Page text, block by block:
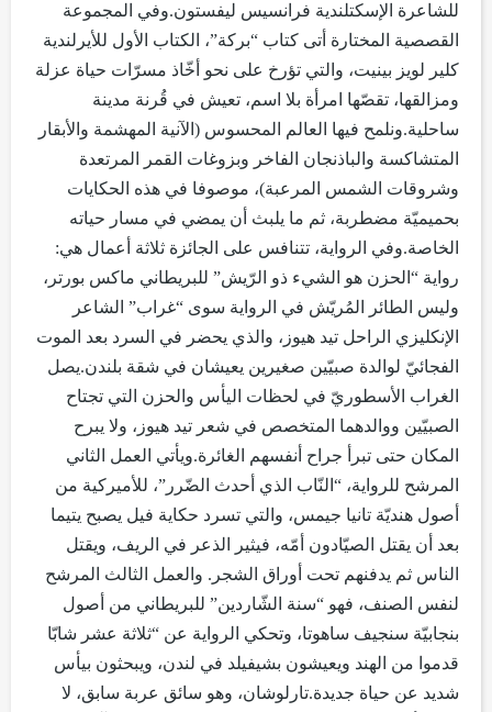
للشاعرة الإسكتلندية فرانسيس ليفستون.وفي المجموعة
القصصية المختارة أتى كتاب “بركة”، الكتاب الأول للأيرلندية
كلير لويز بينيت، والتي تؤرخ على نحو أخّاذ مسرّات حياة عزلة
ومزالقها، تقصّها امرأة بلا اسم، تعيش في قُرنة مدينة
ساحلية.ونلمح فيها العالم المحسوس (الآنية المهشمة والأبقار
المتشاكسة والباذنجان الفاخر وبزوغات القمر المرتعدة
وشروقات الشمس المرعبة)، موصوفا في هذه الحكايات
بحميميّة مضطربة، ثم ما يلبث أن يمضي في مسار حياته
الخاصة.وفي الرواية، تتنافس على الجائزة ثلاثة أعمال هي:
رواية “الحزن هو الشيء ذو الرّيش” للبريطاني ماكس بورتر،
وليس الطائر المُريّش في الرواية سوى “غراب” الشاعر
الإنكليزي الراحل تيد هيوز، والذي يحضر في السرد بعد الموت
الفجائيّ لوالدة صبيّين صغيرين يعيشان في شقة بلندن.يصل
الغراب الأسطوريّ في لحظات اليأس والحزن التي تجتاح
الصبيّين ووالدهما المتخصص في شعر تيد هيوز، ولا يبرح
المكان حتى تبرأ جراح أنفسهم الغائرة.ويأتي العمل الثاني
المرشح للرواية، “النّاب الذي أحدث الضّرر”، للأميركية من
أصول هنديّة تانيا جيمس، والتي تسرد حكاية فيل يصبح يتيما
بعد أن يقتل الصيّادون أمّه، فيثير الذعر في الريف، ويقتل
الناس ثم يدفنهم تحت أوراق الشجر. والعمل الثالث المرشح
لنفس الصنف، فهو “سنة الشّاردين” للبريطاني من أصول
بنجابيّة سنجيف ساهوتا، وتحكي الرواية عن “ثلاثة عشر شابّا
قدموا من الهند ويعيشون بشيفيلد في لندن، ويبحثون بيأس
شديد عن حياة جديدة.تارلوشان، وهو سائق عربة سابق، لا